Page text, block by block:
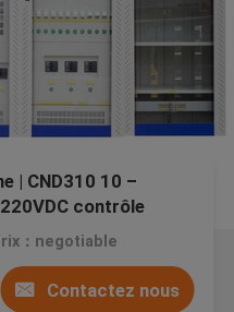
| CND310 10 –
contrôle
：negotiable
Contactez nous